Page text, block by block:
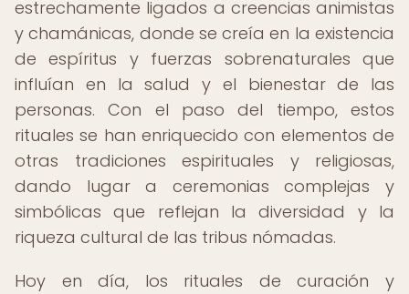
estrechamente ligados a creencias animistas
y chamánicas, donde se creía en la existencia
de espíritus y fuerzas sobrenaturales que
influían en la salud y el bienestar de las
personas. Con el paso del tiempo, estos
rituales se han enriquecido con elementos de
otras tradiciones espirituales y religiosas,
dando lugar a ceremonias complejas y
simbólicas que reflejan la diversidad y la
riqueza cultural de las tribus nómadas.
Hoy en día, los rituales de curación y